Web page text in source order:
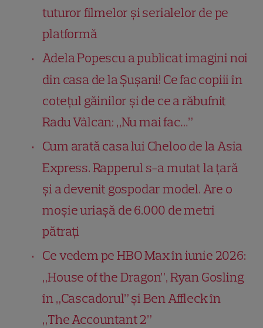
tuturor filmelor și serialelor de pe
platformă
Adela Popescu a publicat imagini noi
din casa de la Șușani! Ce fac copiii în
cotețul găinilor și de ce a răbufnit
Radu Vâlcan: „Nu mai fac…”
Cum arată casa lui Cheloo de la Asia
Express. Rapperul s-a mutat la țară
și a devenit gospodar model. Are o
moșie uriașă de 6.000 de metri
pătrați
Ce vedem pe HBO Max în iunie 2026:
„House of the Dragon”, Ryan Gosling
în „Cascadorul” și Ben Affleck în
„The Accountant 2”